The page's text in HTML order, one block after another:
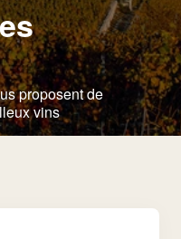
proposent de
vins